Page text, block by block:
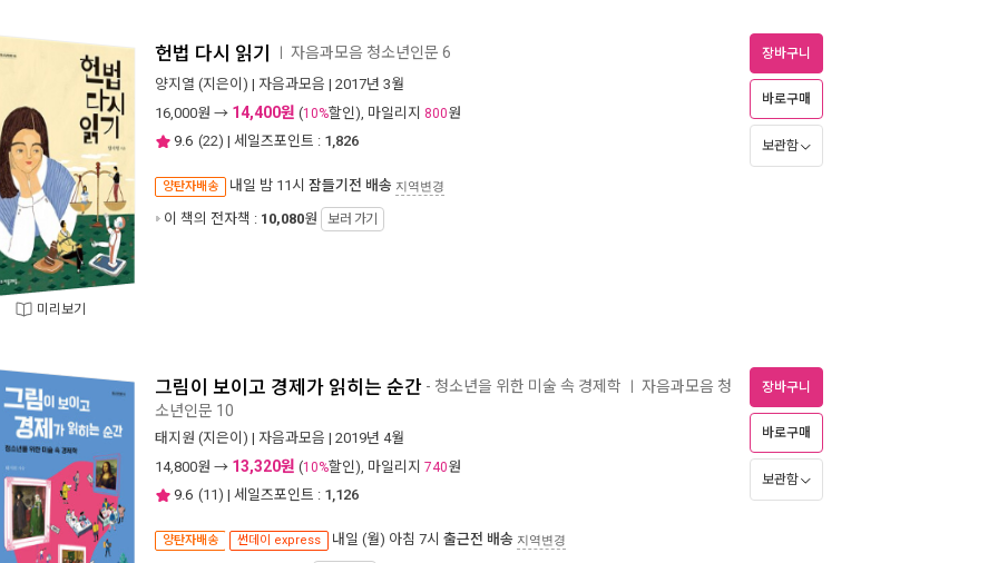
미리보기
헌법 다시 읽기 자음과모음 청소년인문 6
양지열 (지은이) | 자음과모음 | 2017년 3월
16,000원 → 14,400원 (10%할인), 마일리지 800원
9.6 (22) | 세일즈포인트 : 1,826
양탄자배송 내일 밤 11시 잠들기전 배송 지역변경
이 책의 전자책 : 10,080원 보러 가기
장바구니
바로구매
보관함
그림이 보이고 경제가 읽히는 순간 - 청소년을 위한 미술 속 경제학 자음과모음 청
소년인문 10
태지원 (지은이) | 자음과모음 | 2019년 4월
14,800원 → 13,320원 (10%할인), 마일리지 740원
9.6 (11) | 세일즈포인트 : 1,126
양탄자배송 썬데이 express 내일 (월) 아침 7시 출근전 배송 지역변경
장바구니
바로구매
보관함